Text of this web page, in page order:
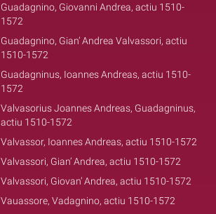
Guadagnino, Giovanni Andrea, actiu 1510-
1572
Guadagnino, Gian’ Andrea Valvassori, actiu
1510-1572
Guadagninus, Ioannes Andreas, actiu 1510-
1572
Valvasorius Joannes Andreas, Guadagninus,
actiu 1510-1572
Valvassor, Ioannes Andreas, actiu 1510-1572
Valvassori, Gian’ Andrea, actiu 1510-1572
Valvassori, Giovan’ Andrea, actiu 1510-1572
Vauassore, Vadagnino, actiu 1510-1572